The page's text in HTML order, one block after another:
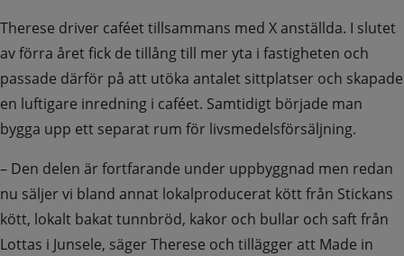
Therese driver caféet tillsammans med X anställda. I slutet
av förra året fick de tillång till mer yta i fastigheten och
passade därför på att utöka antalet sittplatser och skapade
en luftigare inredning i caféet. Samtidigt började man
bygga upp ett separat rum för livsmedelsförsäljning.
– Den delen är fortfarande under uppbyggnad men redan
nu säljer vi bland annat lokalproducerat kött från Stickans
kött, lokalt bakat tunnbröd, kakor och bullar och saft från
Lottas i Junsele, säger Therese och tillägger att Made in